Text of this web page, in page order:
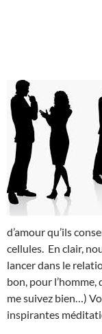
d’amour qu’ils
cellules. En clair,
lancer dans le
bon, pour l’homme,
me suivez bien…)
inspirantes